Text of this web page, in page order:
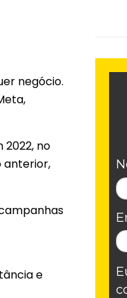
negócio.
no
anterior,
e